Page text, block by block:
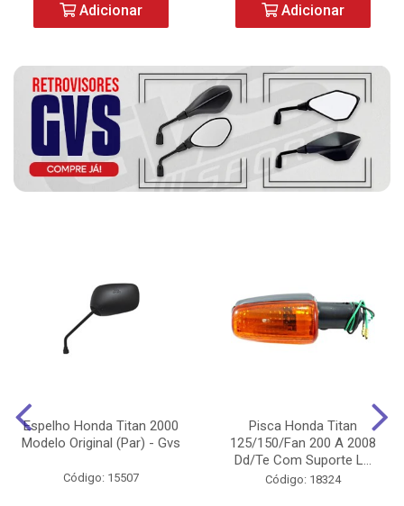
Adicionar Adicionar
Espelho Honda Titan 2000
Modelo Original (Par) - Gvs
Código: 15507
Pisca Honda Titan
125/150/Fan 200 A 2008
Dd/Te Com Suporte L...
Código: 18324